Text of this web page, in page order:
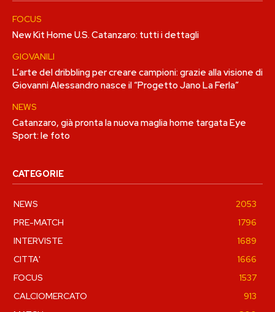
FOCUS
New Kit Home U.S. Catanzaro: tutti i dettagli
GIOVANILI
L’arte del dribbling per creare campioni: grazie alla visione di
Giovanni Alessandro nasce il “Progetto Jano La Ferla”
NEWS
Catanzaro, già pronta la nuova maglia home targata Eye
Sport: le foto
CATEGORIE
NEWS
2053
PRE-MATCH
1796
INTERVISTE
1689
CITTA'
1666
FOCUS
1537
CALCIOMERCATO
913